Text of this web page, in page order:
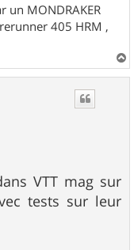
un MONDRAKER
405 HRM ,
a
VTT mag sur
tests sur leur